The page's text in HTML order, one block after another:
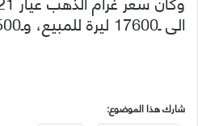
الى ـ17600 ليرة للمبيع، وـ17500 ليرة للشراء.
شارك هذا الموضوع: